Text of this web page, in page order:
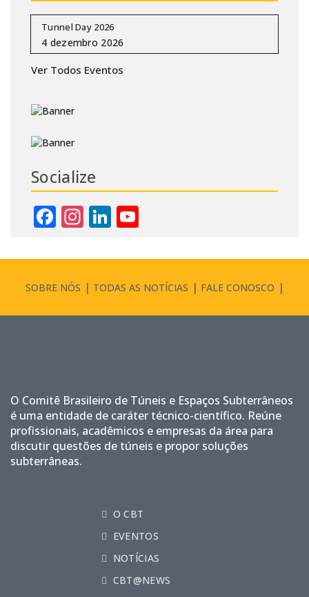
Tunnel Day 2026
Ver Todos Eventos
Socialize
Facebook
Instagram
LinkedIn
SOBRE NÓS TODAS AS NOTÍCIAS FALE CONOSCO
O Comitê Brasileiro de Túneis e Espaços Subterrâneos
é uma entidade de caráter técnico-científico. Reúne
profissionais, acadêmicos e empresas da área para
discutir questões de túneis e propor soluções
subterrâneas.
O CBT
EVENTOS
NOTÍCIAS
CBT@NEWS